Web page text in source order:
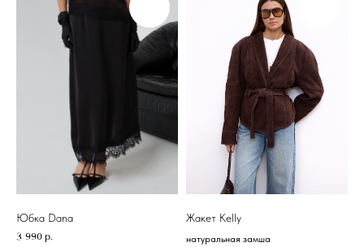
Юбка Dana
3 990 р.
Жакет Kelly
натуральная замша